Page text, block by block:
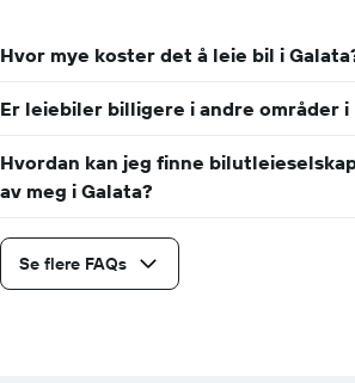
Hvor mye koster det å leie bil i
Er leiebiler billigere i andre områder i
Hvordan kan jeg finne
av meg i Galata?
Se flere FAQs